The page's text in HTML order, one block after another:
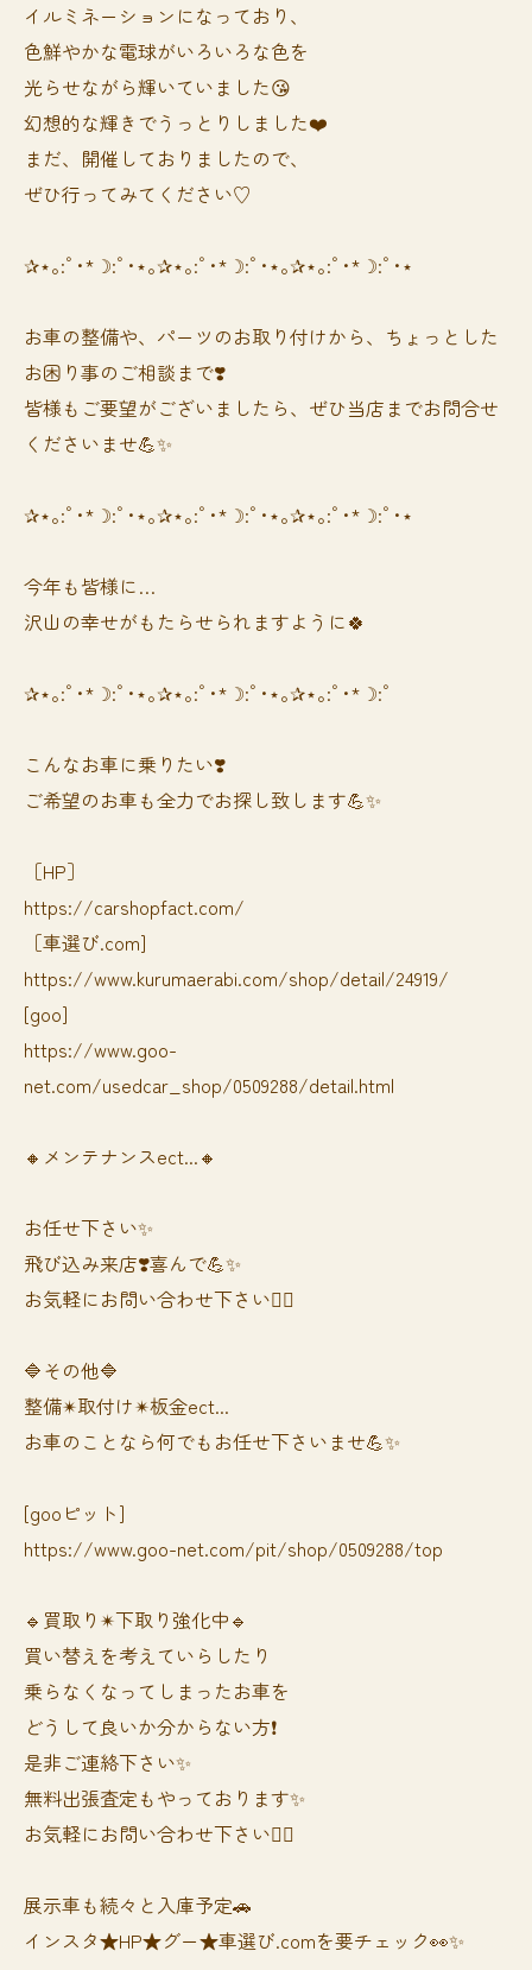
イルミネーションになっており、
色鮮やかな電球がいろいろな色を
光らせながら輝いていました😘
幻想的な輝きでうっとりしました❤️
まだ、開催しておりましたので、
ぜひ行ってみてください♡
✰⋆｡:ﾟ･*☽:ﾟ･⋆｡✰⋆｡:ﾟ･*☽:ﾟ･⋆｡✰⋆｡:ﾟ･*☽:ﾟ･⋆
お車の整備や、パーツのお取り付けから、ちょっとした
お困り事のご相談まで❣️
皆様もご要望がございましたら、ぜひ当店までお問合せ
くださいませ💪✨
✰⋆｡:ﾟ･*☽:ﾟ･⋆｡✰⋆｡:ﾟ･*☽:ﾟ･⋆｡✰⋆｡:ﾟ･*☽:ﾟ･⋆
今年も皆様に…
沢山の幸せがもたらせられますように🍀
✰⋆｡:ﾟ･*☽:ﾟ･⋆｡✰⋆｡:ﾟ･*☽:ﾟ･⋆｡✰⋆｡:ﾟ･*☽:ﾟ
⁡⁡⁡こんなお車に乗りたい❣️
ご希望のお車も全力でお探し致します💪✨
［HP］
https://carshopfact.com/
［車選び.com]
https://www.kurumaerabi.com/shop/detail/24919/
[goo]
https://www.goo-
net.com/usedcar_shop/0509288/detail.html
🔸メンテナンスect...🔸
お任せ下さい✨
飛び込み来店❣️喜んで💪✨
お気軽にお問い合わせ下さい🙆‍♀️
🔷その他🔷
整備✴︎取付け✴︎板金ect...
お車のことなら何でもお任せ下さいませ💪✨
[gooピット]
https://www.goo-net.com/pit/shop/0509288/top
🔹買取り✴︎下取り強化中🔹
買い替えを考えていらしたり
乗らなくなってしまったお車を
どうして良いか分からない方❗️
是非ご連絡下さい✨
無料出張査定もやっております✨
お気軽にお問い合わせ下さい🙆‍♀️
展示車も続々と入庫予定🚗
インスタ★HP★グー★車選び.comを要チェック👀✨